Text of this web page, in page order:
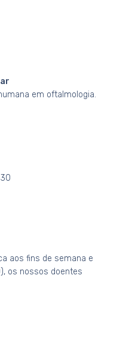
em oftalmologia.
aos fins de semana e
os nossos doentes